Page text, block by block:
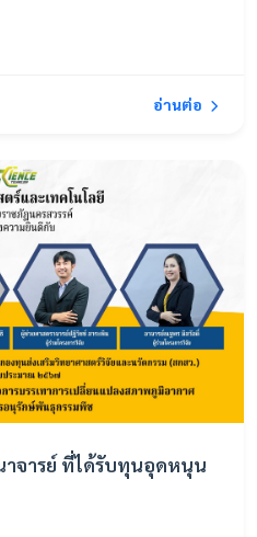
อ่านต่อ
จารย์ ที่ได้รับทุนอุดหนุน